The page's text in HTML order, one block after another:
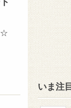
☆
いま注